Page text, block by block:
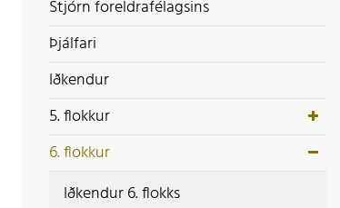
Stjórn foreldrafélagsins
Þjálfari
Iðkendur
5. flokkur
6. flokkur
Iðkendur 6. flokks